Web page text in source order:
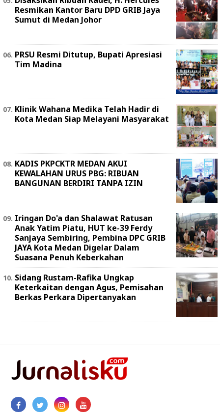
Resmikan Kantor Baru DPD GRIB Jaya
Sumut di Medan Johor
PRSU Resmi Ditutup, Bupati Apresiasi
Tim Madina
Klinik Wahana Medika Telah Hadir di
Kota Medan Siap Melayani Masyarakat
KADIS PKPCKTR MEDAN AKUI
KEWALAHAN URUS PBG: RIBUAN
BANGUNAN BERDIRI TANPA IZIN
Iringan Do'a dan Shalawat Ratusan
Anak Yatim Piatu, HUT ke-39 Ferdy
Sanjaya Sembiring, Pembina DPC GRIB
JAYA Kota Medan Digelar Dalam
Suasana Penuh Keberkahan
Sidang Rustam-Rafika Ungkap
Keterkaitan dengan Agus, Pemisahan
Berkas Perkara Dipertanyakan